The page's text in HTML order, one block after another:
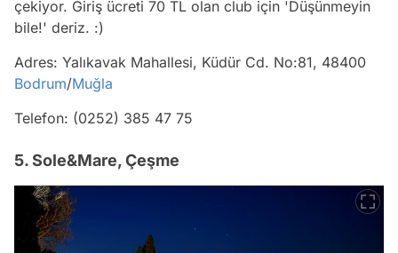
çekiyor. Giriş ücreti 70 TL olan club için 'Düşünmeyin
bile!' deriz. :)
Adres: Yalıkavak Mahallesi, Küdür Cd. No:81, 48400
Bodrum/Muğla
Telefon: (0252) 385 47 75
5. Sole&Mare, Çeşme